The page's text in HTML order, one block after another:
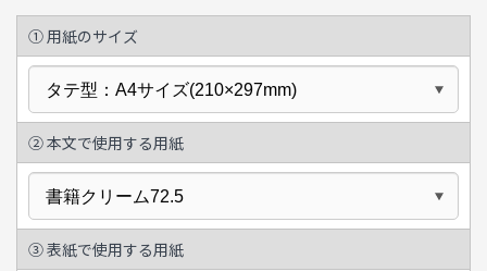
① 用紙のサイズ
② 本文で使用する用紙
③ 表紙で使用する用紙